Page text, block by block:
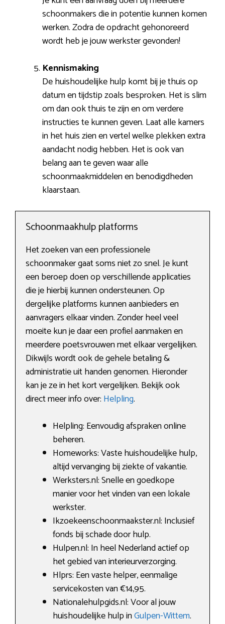
schoonmakers die in potentie kunnen komen
werken. Zodra de opdracht gehonoreerd
wordt heb je jouw werkster gevonden!
Kennismaking
De huishoudelijke hulp komt bij je thuis op
datum en tijdstip zoals besproken. Het is slim
om dan ook thuis te zijn en om verdere
instructies te kunnen geven. Laat alle kamers
in het huis zien en vertel welke plekken extra
aandacht nodig hebben. Het is ook van
belang aan te geven waar alle
schoonmaakmiddelen en benodigdheden
klaarstaan.
Schoonmaakhulp platforms
Het zoeken van een professionele
schoonmaker gaat soms niet zo snel. Je kunt
een beroep doen op verschillende applicaties
die je hierbij kunnen ondersteunen. Op
dergelijke platforms kunnen aanbieders en
aanvragers elkaar vinden. Zonder heel veel
moeite kun je daar een profiel aanmaken en
meerdere poetsvrouwen met elkaar vergelijken.
Dikwijls wordt ook de gehele betaling &
administratie uit handen genomen. Hieronder
kan je ze in het kort vergelijken. Bekijk ook
direct meer info over: Helpling.
Helpling: Eenvoudig afspraken online
beheren.
Homeworks: Vaste huishoudelijke hulp,
altijd vervanging bij ziekte of vakantie.
Werksters.nl: Snelle en goedkope
manier voor het vinden van een lokale
werkster.
Ikzoekeenschoonmaakster.nl: Inclusief
fonds bij schade door hulp.
Hulpen.nl: In heel Nederland actief op
het gebied van interieurverzorging.
Hlprs: Een vaste helper, eenmalige
servicekosten van €14,95.
Nationalehulpgids.nl: Voor al jouw
huishoudelijke hulp inGulpen-Wittem.